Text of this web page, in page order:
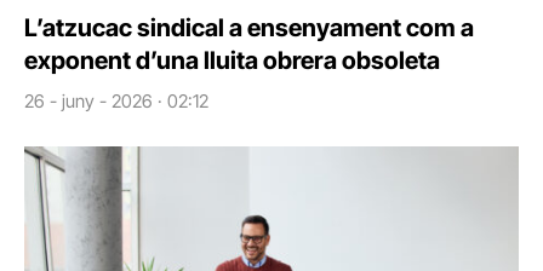
L’atzucac sindical a ensenyament com a
exponent d’una lluita obrera obsoleta
26 - juny - 2026 · 02:12